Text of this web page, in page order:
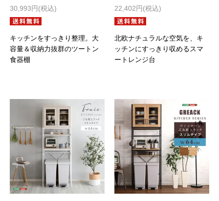
30,993円(税込)
キッチンをすっきり整理。大
容量＆収納力抜群のツートン
食器棚
22,402円(税込)
北欧ナチュラルな空気を、キ
ッチンにすっきり収めるスマ
ートレンジ台